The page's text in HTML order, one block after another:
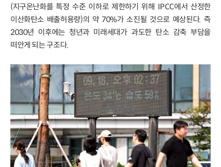
(지구온난화를 특정 수준 이하로 제한하기 위해 IPCC에서 산정한
이산화탄소 배출허용량)의 약 70%가 소진될 것으로 예상된다. 즉
2030년 이후에는 청년과 미래세대가 과도한 탄소 감축 부담을
떠안게 되는 구조다.